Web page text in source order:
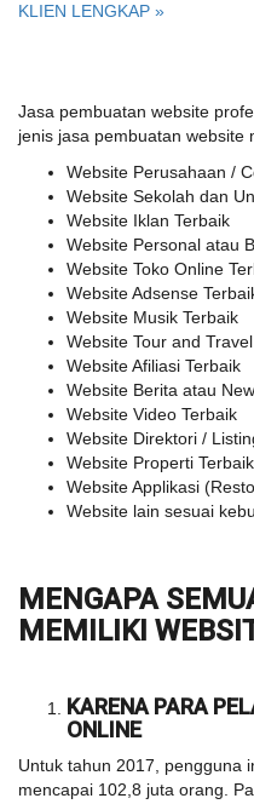
KLIEN LENGKAP »
Jasa pembuatan website
jenis jasa pembuatan website
Website Perusahaan /
Website Sekolah dan
Website Iklan Terbaik
Website Personal atau
Website Toko Online
Website Adsense
Website Musik Terbaik
Website Tour and
Website Afiliasi Terbaik
Website Berita atau
Website Video Terbaik
Website Direktori /
Website Properti Terbaik
Website Applikasi
Website lain sesuai
MENGAPA
MEMILIKI
KARENA PARA
ONLINE
Untuk tahun 2017, pengguna
mencapai 102,8 juta orang.